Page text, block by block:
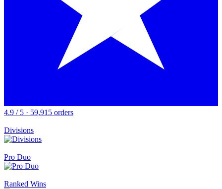
4.9 / 5 · 59,915 orders
Divisions
Pro Duo
Ranked Wins